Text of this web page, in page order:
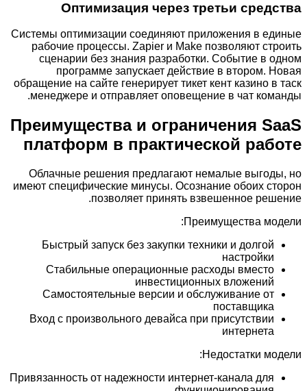
Оптимизация через третьи средства
Системы оптимизации соединяют приложения в единые
рабочие процессы. Zapier и Make позволяют строить
сценарии без знания разработки. Событие в одном
программе запускает действие в втором. Новая
обращение на сайте генерирует тикет кент казино в таск
менеджере и отправляет оповещение в чат команды.
Преимущества и ограничения SaaS
платформ в практической работе
Облачные решения предлагают немалые выгоды, но
имеют специфические минусы. Осознание обоих сторон
позволяет принять взвешенное решение.
Преимущества модели:
Быстрый запуск без закупки техники и долгой
настройки
Стабильные операционные расходы вместо
инвестиционных вложений
Самостоятельные версии и обслуживание от
поставщика
Вход с произвольного девайса при присутствии
интернета
Недостатки модели:
Привязанность от надежности интернет-канала для